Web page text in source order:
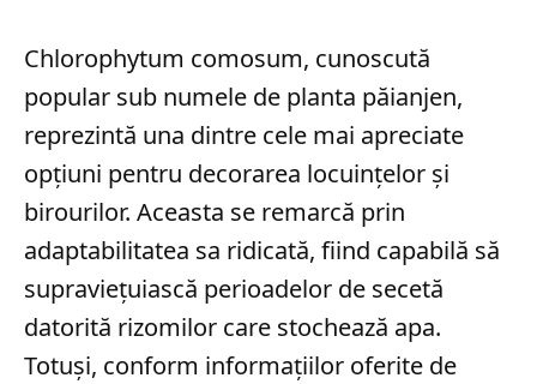
Chlorophytum comosum, cunoscută
popular sub numele de planta păianjen,
reprezintă una dintre cele mai apreciate
opțiuni pentru decorarea locuințelor și
birourilor. Aceasta se remarcă prin
adaptabilitatea sa ridicată, fiind capabilă să
supraviețuiască perioadelor de secetă
datorită rizomilor care stochează apa.
Totuși, conform informațiilor oferite de